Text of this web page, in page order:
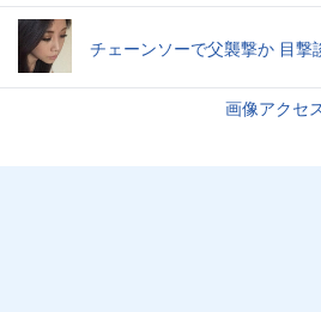
チェーンソーで父襲撃か 目撃
画像アクセ